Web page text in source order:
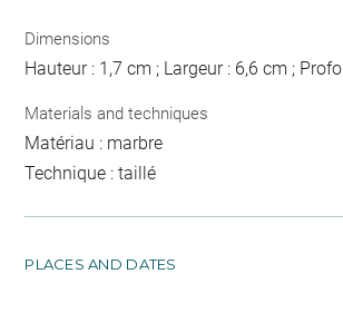
Dimensions
Hauteur : 1,7 cm ; Largeur : 6,6 cm ;
Materials and techniques
Matériau : marbre
Technique : taillé
PLACES AND DATES